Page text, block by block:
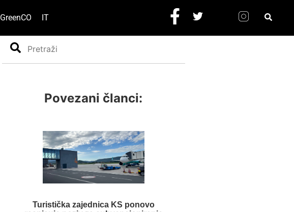
GreenCO IT
Search
Povezani članci:
Turistička zajednica KS ponovo